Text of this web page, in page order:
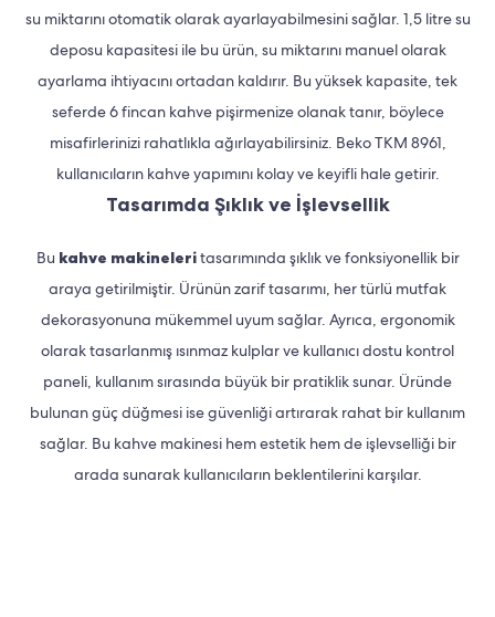
su miktarını otomatik olarak ayarlayabilmesini sağlar. 1,5 litre su
deposu kapasitesi ile bu ürün, su miktarını manuel olarak
ayarlama ihtiyacını ortadan kaldırır. Bu yüksek kapasite, tek
seferde 6 fincan kahve pişirmenize olanak tanır, böylece
misafirlerinizi rahatlıkla ağırlayabilirsiniz. Beko TKM 8961,
kullanıcıların kahve yapımını kolay ve keyifli hale getirir.
Tasarımda Şıklık ve İşlevsellik
Bu kahve makineleritasarımında şıklık ve fonksiyonellik bir
araya getirilmiştir. Ürünün zarif tasarımı, her türlü mutfak
dekorasyonuna mükemmel uyum sağlar. Ayrıca, ergonomik
olarak tasarlanmış ısınmaz kulplar ve kullanıcı dostu kontrol
paneli, kullanım sırasında büyük bir pratiklik sunar. Üründe
bulunan güç düğmesi ise güvenliği artırarak rahat bir kullanım
sağlar. Bu kahve makinesi hem estetik hem de işlevselliği bir
arada sunarak kullanıcıların beklentilerini karşılar.